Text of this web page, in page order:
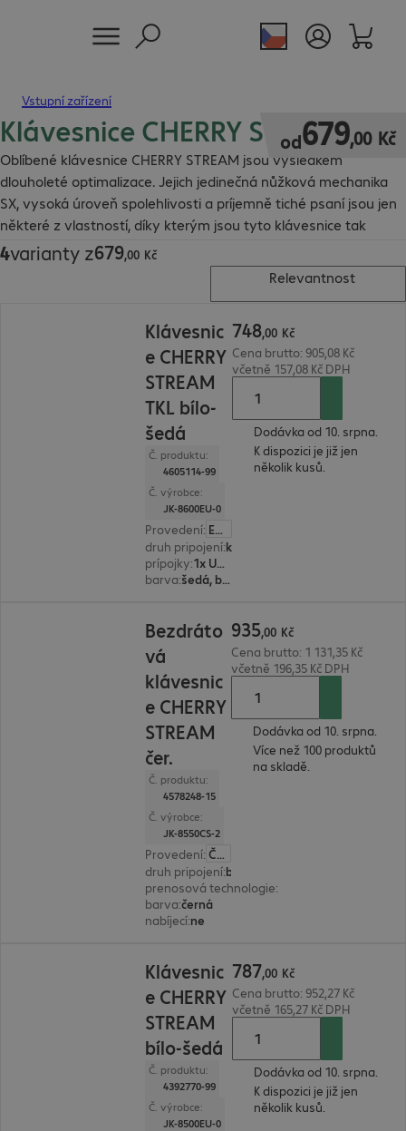
Vstupní zařízení
Klávesnice CHERRY STREAM
Oblíbené klávesnice CHERRY STREAM jsou výsledkem
dlouholeté optimalizace. Jejich jedinečná nůžková mechanika
SX, vysoká úroveň spolehlivosti a príjemně tiché psaní jsou jen
některé z vlastností, díky kterým jsou tyto klávesnice tak
výjimečné.
od679,00 Kč
679,00 Kč
4varianty z679,00 Kč
679,00 Kč
Relevantnost
Klávesnic
e CHERRY
STREAM
TKL bílo-
šedá
Č. produktu:
4605114-99
Č. výrobce:
JK-8600EU-0
Provedení:
Evropa (anglicky)
druh pripojení: kabelové
prípojky:
1x USB typ A
barva: šedá, bílá
748,00 Kč
Cena brutto: 905,08 Kč
včetně 157,08 Kč DPH
Dodávka od 10. srpna.
K dispozici je již jen
několik kusů.
Bezdráto
vá
klávesnic
e CHERRY
STREAM
čer.
Č. produktu:
4578248-15
Č. výrobce:
JK-8550CS-2
Provedení:
Česká
druh pripojení:
prenosová technologie:
barva:černá
nabíjecí:ne
935,00 Kč
Cena brutto: 1 131,35 Kč
včetně 196,35 Kč DPH
Dodávka od 10. srpna.
Více než 100 produktů
na skladě.
Klávesnic
e CHERRY
STREAM
bílo-šedá
Č. produktu:
4392770-99
Č. výrobce:
JK-8500EU-0
787,00 Kč
Cena brutto: 952,27 Kč
včetně 165,27 Kč DPH
Dodávka od 10. srpna.
K dispozici je již jen
několik kusů.